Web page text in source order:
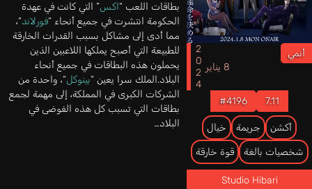
أنمي
8 يناير
2024
7.11
#4196
أكشن جريمة خيال
شخصيات بالغة قوة خارقة
Studio Hibari
بطاقات اللعب “اكس” التي كانت في عهدة
الحكومة انتشرت في جميع أنحاء “فورلاند“،
مما أدى إلى مشاكل بسبب القدرات الخارقة
للطبيعة التي أصبح يملكها اللاعبين الذين
يحملون هذه البطاقات في جميع أنحاء
البلاد.الملك سرا يعين “بينوكل“، واحدة من
الشركات الكبرى في المملكة، إلى مهمة لجمع
بطاقات التي تسبب كل هذه الفوضى في
البلاد…